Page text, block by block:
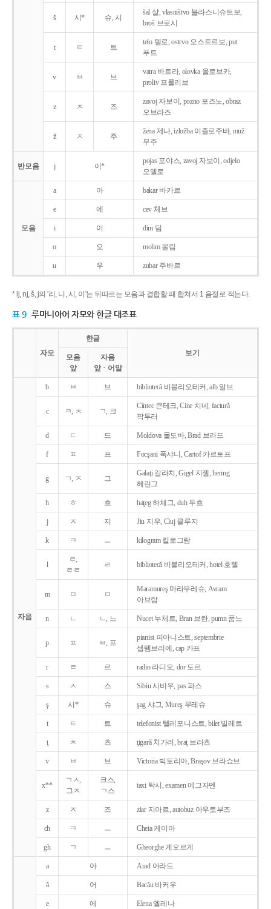
š 시* 슈, 시
šal 샬, vlasništvo 블라스니슈트보,
broš 브로시
t ㅌ 트
telo 텔로, ostrvo 오스트르보, put
푸트
v ㅂ 브
vatra 바트라, olovka 올로브카,
proliv 프롤리브
z ㅈ 즈
zavoj 자보이, pozno 포즈노, obraz
오브라즈
ž ㅈ 주
žena 제나, izložba 이즐로주바, muž
무주
반모음 j 이*
pojas 포야스, zavoj 자보이, odjelo
오델로
모음
a 아 bakar 바카르
e 에 cev 체브
i 이 dim 딤
o 오 molim 몰림
u 우 zubar 주바르
* lj, nj, š, j의 '리, 니, 시, 이'는 뒤따르는 모음과 결합할 때 합쳐서 1 음절로 적는다.
표 9 루마니아어 자모와 한글 대조표
자모
한글
보기
모음
앞
자음
앞ㆍ어말
자음
b ㅂ 브 bibliotecǎ 비블리오테커, alb 알브
c ㅋ, ㅊ ㄱ, 크
Cîntec 큰테크, Cine 치네, facturǎ
팍투러
d ㄷ 드 Moldova 몰도바, Brad 브라드
f ㅍ 프 Focşani 폭샤니, Cartof 카르토프
g ㄱ, ㅈ 그
Galaţi 갈라치, Gigel 지젤, hering
헤린그
h ㅎ 흐 haţeg 하체그, duh 두흐
j ㅈ 지 Jiu 지우, Cluj 클루지
k ㅋ ㅡ kilogram 킬로그람
l
ㄹ,
ㄹㄹ
ㄹ bibliotecǎ 비블리오테커, hotel 호텔
m ㅁ ㅁ
Maramureş 마라무레슈, Avram
아브람
n ㄴ ㄴ, 느 Nucet 누체트, Bran 브란, pumn 품느
p ㅍ ㅂ, 프
pianist 피아니스트, septembrie
셉템브리에, cap 카프
r ㄹ 르 radio 라디오, dor 도르
s ㅅ 스 Sibiu 시비우, pas 파스
ş 시* 슈 şag 샤그, Mureş 무레슈
t ㅌ 트 telefonist 텔레포니스트, bilet 빌레트
ţ ㅊ 츠 ţigarǎ 치가러, braţ 브라츠
v ㅂ 브 Victoria 빅토리아, Braşov 브라쇼브
x**
ㄱㅅ,
그ㅈ
크스,
ㄱ스
taxi 탁시, examen 에그자멘
z ㅈ 즈 ziar 지아르, autobuz 아우토부즈
ch ㅋ ㅡ Cheia 케이아
gh ㄱ ㅡ Gheorghe 게오르게
a 아 Arad 아라드
ǎ 어 Bacǎu 바커우
e 에 Elena 엘레나